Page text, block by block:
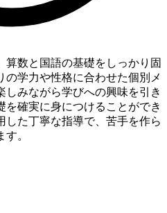
数と国語の基礎をしっかり固
学力や性格に合わせた個別メ
しみながら学びへの興味を引き
を確実に身につけることができ
した丁寧な指導で、苦手を作ら
。